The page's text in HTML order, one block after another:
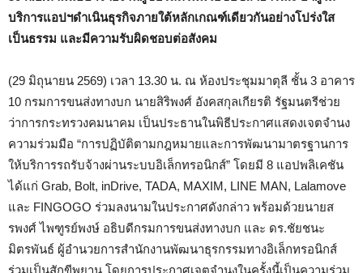
บริการแอปฯดำเนินธุรกิจภายใต้หลักเกณฑ์เดียวกันอย่างโปร่งใส
เป็นธรรม และมีความรับผิดชอบต่อสังคม
(29 มิถุนายน 2569) เวลา 13.30 น. ณ ห้องประชุมมาตุลี ชั้น 3 อาคาร
10 กรมการขนส่งทางบก นายสิริพงศ์ อังคสกุลเกียรติ รัฐมนตรีช่วย
ว่าการกระทรวงคมนาคม เป็นประธานในพิธีประกาศแสดงเจตจำนง
ความร่วมมือ “การปฏิบัติตามกฎหมายและการพัฒนามาตรฐานการ
ให้บริการรถรับจ้างผ่านระบบอิเล็กทรอนิกส์” โดยมี 8 แอปพลิเคชัน
ได้แก่ Grab, Bolt, inDrive, TADA, MAXIM, LINE MAN, Lalamove
และ FINGOGO ร่วมลงนามในประกาศดังกล่าว พร้อมด้วยนายส
รพงศ์ ไพฑูรย์พงษ์ อธิบดีกรมการขนส่งทางบก และ ดร.ชัยชนะ
มิตรพันธ์ ผู้อำนวยการสำนักงานพัฒนาธุรกรรมทางอิเล็กทรอนิกส์